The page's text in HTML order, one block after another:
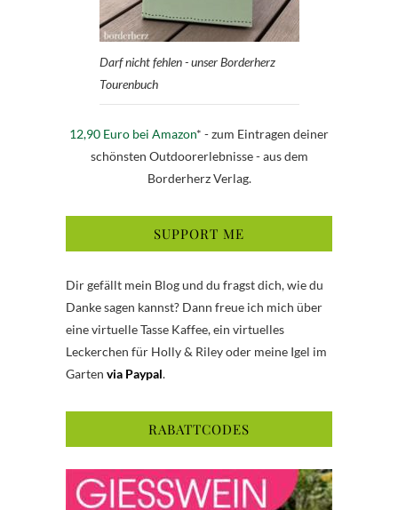
Darf nicht fehlen - unser Borderherz
Tourenbuch
12,90 Euro bei Amazon* - zum Eintragen deiner
schönsten Outdoorerlebnisse - aus dem
Borderherz Verlag.
SUPPORT ME
Dir gefällt mein Blog und du fragst dich, wie du
Danke sagen kannst? Dann freue ich mich über
eine virtuelle Tasse Kaffee, ein virtuelles
Leckerchen für Holly & Riley oder meine Igel im
Garten via Paypal.
RABATTCODES